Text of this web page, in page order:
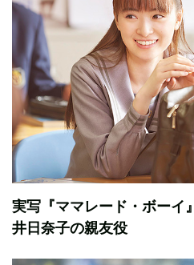
実写『ママレード・ボー
井日奈子の親友役